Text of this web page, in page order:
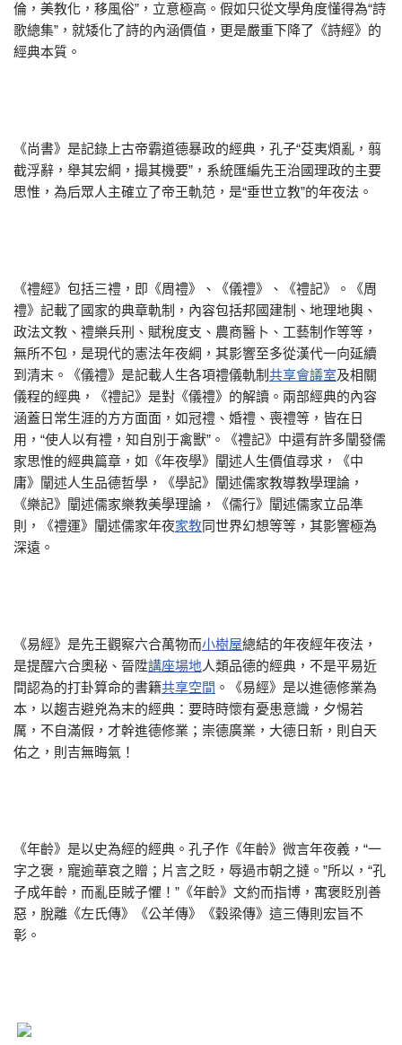
倫，美教化，移風俗”，立意極高。假如只從文學角度懂得為“詩
歌總集”，就矮化了詩的內涵價值，更是嚴重下降了《詩經》的
經典本質。
《尚書》是記錄上古帝霸道德暴政的經典，孔子“芟夷煩亂，翦
截浮辭，舉其宏綱，撮其機要”，系統匯編先王治國理政的主要
思惟，為后眾人主確立了帝王軌范，是“垂世立教”的年夜法。
《禮經》包括三禮，即《周禮》、《儀禮》、《禮記》。《周
禮》記載了國家的典章軌制，內容包括邦國建制、地理地輿、
政法文教、禮樂兵刑、賦稅度支、農商醫卜、工藝制作等等，
無所不包，是現代的憲法年夜綱，其影響至多從漢代一向延續
到清末。《儀禮》是記載人生各項禮儀軌制共享會議室及相關
儀程的經典，《禮記》是對《儀禮》的解讀。兩部經典的內容
涵蓋日常生涯的方方面面，如冠禮、婚禮、喪禮等，皆在日
用，“使人以有禮，知自別于禽獸”。《禮記》中還有許多闡發儒
家思惟的經典篇章，如《年夜學》闡述人生價值尋求，《中
庸》闡述人生品德哲學，《學記》闡述儒家教導教學理論，
《樂記》闡述儒家樂教美學理論，《儒行》闡述儒家立品準
則，《禮運》闡述儒家年夜家教同世界幻想等等，其影響極為
深遠。
《易經》是先王觀察六合萬物而小樹屋總結的年夜經年夜法，
是提醒六合奧秘、晉陞講座場地人類品德的經典，不是平易近
間認為的打卦算命的書籍共享空間 。《易經》是以進德修業為
本，以趨吉避兇為末的經典：要時時懷有憂患意識，夕惕若
厲，不自滿假，才幹進德修業；崇德廣業，大德日新，則自天
佑之，則吉無晦氣！
《年齡》是以史為經的經典。孔子作《年齡》微言年夜義，“一
字之褒，寵逾華袞之贈；片言之貶，辱過巿朝之撻。”所以，“孔
子成年齡，而亂臣賊子懼！”《年齡》文約而指博，寓褒貶別善
惡，脫離《左氏傳》《公羊傳》《穀梁傳》這三傳則宏旨不
彰。